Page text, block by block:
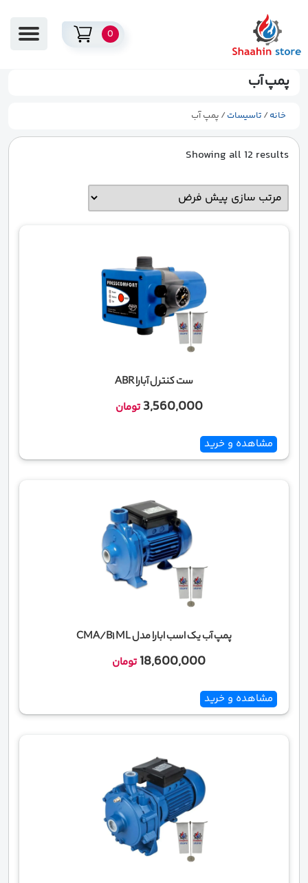
0
پمپ آب
خانه/ تاسیسات/ پمپ آب
Showing all 12 results
ست کنترل آبارا ABR
3,560,000 تومان
مشاهده و خرید
پمپ آب یک اسب ابارا مدل CMA/B1 ML
18,600,000 تومان
مشاهده و خرید